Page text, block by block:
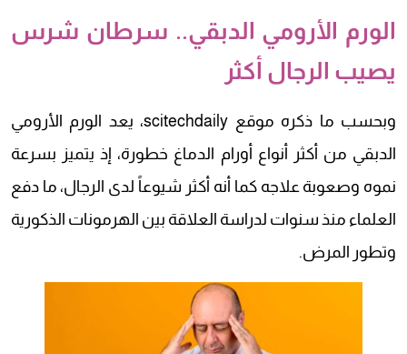
الورم الأرومي الدبقي.. سرطان شرس
يصيب الرجال أكثر
وبحسب ما ذكره موقع scitechdaily، يعد الورم الأرومي
الدبقي من أكثر أنواع أورام الدماغ خطورة، إذ يتميز بسرعة
نموه وصعوبة علاجه كما أنه أكثر شيوعاً لدى الرجال، ما دفع
العلماء منذ سنوات لدراسة العلاقة بين الهرمونات الذكورية
وتطور المرض.